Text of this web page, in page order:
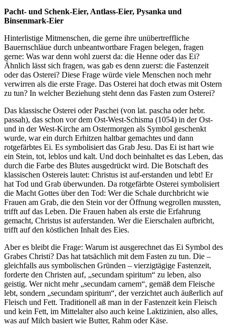
Pacht- und Schenk-Eier, Antlass-Eier, Pysanka und
Binsenmark-Eier
Hinterlistige Mitmenschen, die gerne ihre unübertreffliche
Bauernschläue durch unbeantwortbare Fragen belegen, fragen
gerne: Was war denn wohl zuerst da: die Henne oder das Ei?
Ähnlich lässt sich fragen, was gab es denn zuerst: die Fastenzeit
oder das Osterei? Diese Frage würde viele Menschen noch mehr
verwirren als die erste Frage. Das Osterei hat doch etwas mit Ostern
zu tun? In welcher Beziehung steht denn das Fasten zum Osterei?
Das klassische Osterei oder Paschei (von lat. pascha oder hebr.
passah), das schon vor dem Ost-West-Schisma (1054) in der Ost-
und in der West-Kirche am Ostermorgen als Symbol geschenkt
wurde, war ein durch Erhitzen haltbar gemachtes und dann
rotgefärbtes Ei. Es symbolisiert das Grab Jesu. Das Ei ist hart wie
ein Stein, tot, leblos und kalt. Und doch beinhaltet es das Leben, das
durch die Farbe des Blutes ausgedrückt wird. Die Botschaft des
klassischen Ostereis lautet: Christus ist auf-erstanden und lebt! Er
hat Tod und Grab überwunden. Da rotgefärbte Osterei symbolisiert
die Macht Gottes über den Tod: Wer die Schale durchbricht wie
Frauen am Grab, die den Stein vor der Öffnung wegrollen mussten,
trifft auf das Leben. Die Frauen haben als erste die Erfahrung
gemacht, Christus ist auferstanden. Wer die Eierschalen aufbricht,
trifft auf den köstlichen Inhalt des Eies.
Aber es bleibt die Frage: Warum ist ausgerechnet das Ei Symbol des
Grabes Christi? Das hat tatsächlich mit dem Fasten zu tun. Die –
gleichfalls aus symbolischen Gründen – vierzigtägige Fastenzeit,
forderte den Christen auf, „secundam spiritum“ zu leben, also
geistig. Wer nicht mehr „secundam carnem“, gemäß dem Fleische
lebt, sondern „secundam spiritum“, der verzichtet auch äußerlich auf
Fleisch und Fett. Traditionell aß man in der Fastenzeit kein Fleisch
und kein Fett, im Mittelalter also auch keine Laktizinien, also alles,
was auf Milch basiert wie Butter, Rahm oder Käse.